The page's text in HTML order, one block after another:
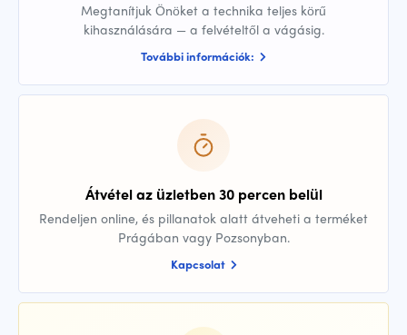
Megtanítjuk Önöket a technika teljes körű
kihasználására — a felvételtől a vágásig.
További információk:
Átvétel az üzletben 30 percen belül
Rendeljen online, és pillanatok alatt átveheti a terméket
Prágában vagy Pozsonyban.
Kapcsolat